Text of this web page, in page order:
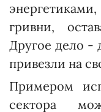
гривни,
Другое дело -
привезли на
Примером
сектора